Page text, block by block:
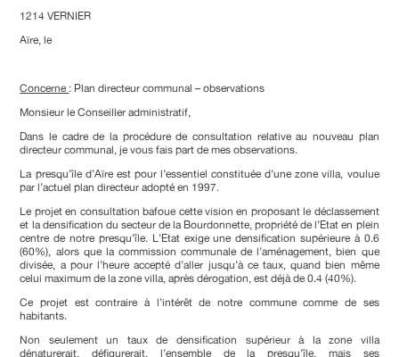
1214 VERNIER
Aïre, le
Concerne : Plan directeur communal – observations
Monsieur le Conseiller administratif,
Dans le cadre de la procédure de consultation relative au nouveau plan
directeur communal, je vous fais part de mes observations.
La presqu’île d’Aïre est pour l’essentiel constituée d’une zone villa, voulue
par l’actuel plan directeur adopté en 1997.
Le projet en consultation bafoue cette vision en proposant le déclassement
et la densification du secteur de la Bourdonnette, propriété de l’Etat en plein
centre de notre presqu’île. L’Etat exige une densification supérieure à 0.6
(60%), alors que la commission communale de l’aménagement, bien que
divisée, a pour l’heure accepté d’aller jusqu’à ce taux, quand bien même
celui maximum de la zone villa, après dérogation, est déjà de 0.4 (40%).
Ce projet est contraire à l’intérêt de notre commune comme de ses
habitants.
Non seulement un taux de densification supérieur à la zone villa
dénaturerait, défigurerait, l’ensemble de la presqu’île, mais ses